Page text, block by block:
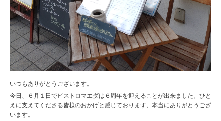
いつもありがとうございます。
今日、６月１日でビストロマエダは６周年を迎えることが出来ました。ひと
えに支えてくださる皆様のおかげと感じております。本当にありがとうござ
います。